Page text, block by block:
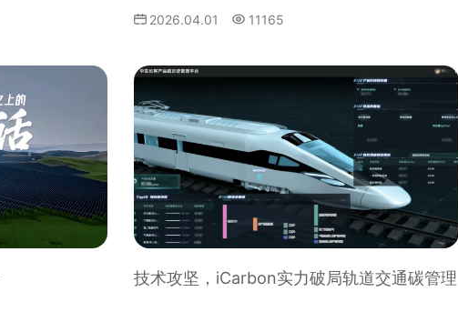
2026.04.01 11165
技术攻坚，iCarbon实力破局轨道交通碳管理